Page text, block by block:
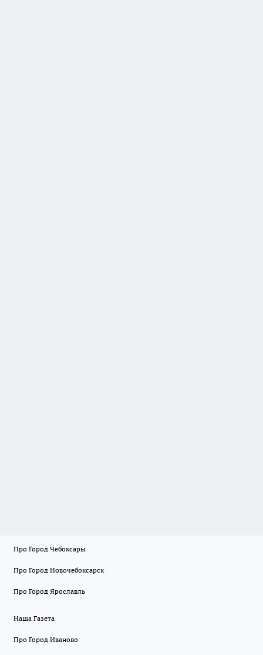
Про Город Чебоксары
Про Город Новочебоксарск
Про Город Ярославль
Наша Газета
Про Город Иваново